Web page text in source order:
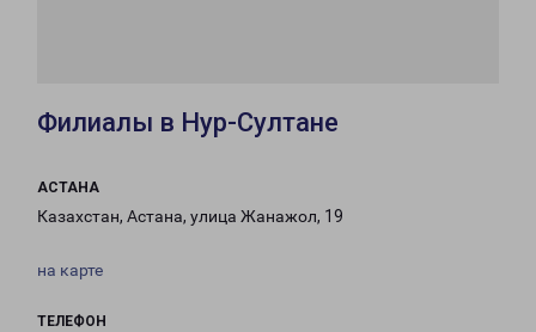
Филиалы в Нур-Султане
АСТАНА
Казахстан, Астана, улица Жанажол, 19
на карте
ТЕЛЕФОН